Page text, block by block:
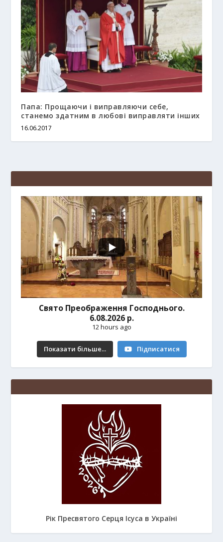
Папа: Прощаючи і виправляючи себе,
станемо здатним в любові виправляти інших
16.06.2017
Свято Преображення Господнього.
6.08.2026 р.
12 hours ago
Показати більше... Підписатися
Рік Пресвятого Серця Ісуса в Україні